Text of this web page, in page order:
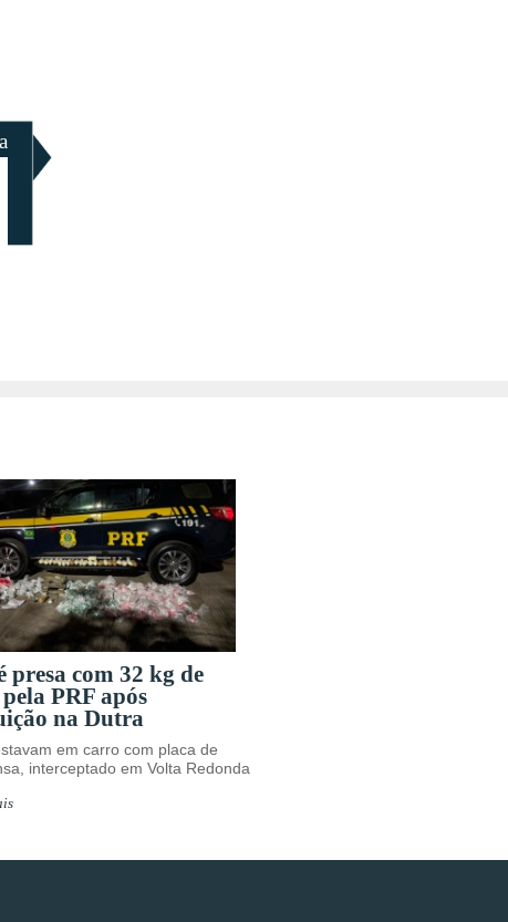
presa com 32 kg de
PRF após
na Dutra
em carro com placa de
interceptado em Volta Redonda